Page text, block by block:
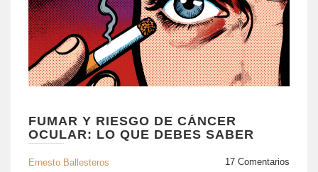
FUMAR Y RIESGO DE CÁNCER
OCULAR: LO QUE DEBES SABER
Ernesto Ballesteros 17 Comentarios